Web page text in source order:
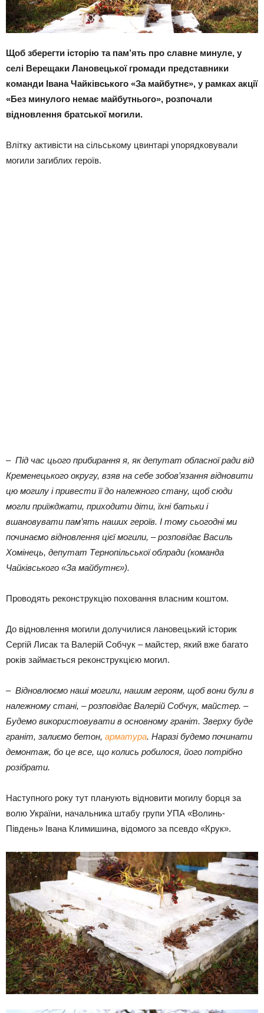
Щоб зберегти історію та пам’ять про славне минуле, у
селі Верещаки Лановецької громади представники
команди Івана Чайківського «За майбутнє», у рамках акції
«Без минулого немає майбутнього», розпочали
відновлення братської могили.
Влітку активісти на сільському цвинтарі упорядковували
могили загиблих героїв.
– Під час цього прибирання я, як депутат обласної ради від
Кременецького округу, взяв на себе зобов’язання відновити
цю могилу і привести її до належного стану, щоб сюди
могли приїжджати, приходити діти, їхні батьки і
вшановувати пам’ять наших героїв. І тому сьогодні ми
починаємо відновлення цієї могили, – розповідає Василь
Хомінець, депутат Тернопільської облради (команда
Чайківського «За майбутнє»).
Проводять реконструкцію поховання власним коштом.
До відновлення могили долучилися лановецький історик
Сергій Лисак та Валерій Собчук – майстер, який вже багато
років займається реконструкцією могил.
– Відновлюємо наші могили, нашим героям, щоб вони були в
належному стані, – розповідає Валерій Собчук, майстер. –
Будемо використовувати в основному граніт. Зверху буде
граніт, залиємо бетон, арматура. Наразі будемо починати
демонтаж, бо це все, що колись робилося, його потрібно
розібрати.
Наступного року тут планують відновити могилу борця за
волю України, начальника штабу групи УПА «Волинь-
Південь» Івана Климишина, відомого за псевдо «Крук».